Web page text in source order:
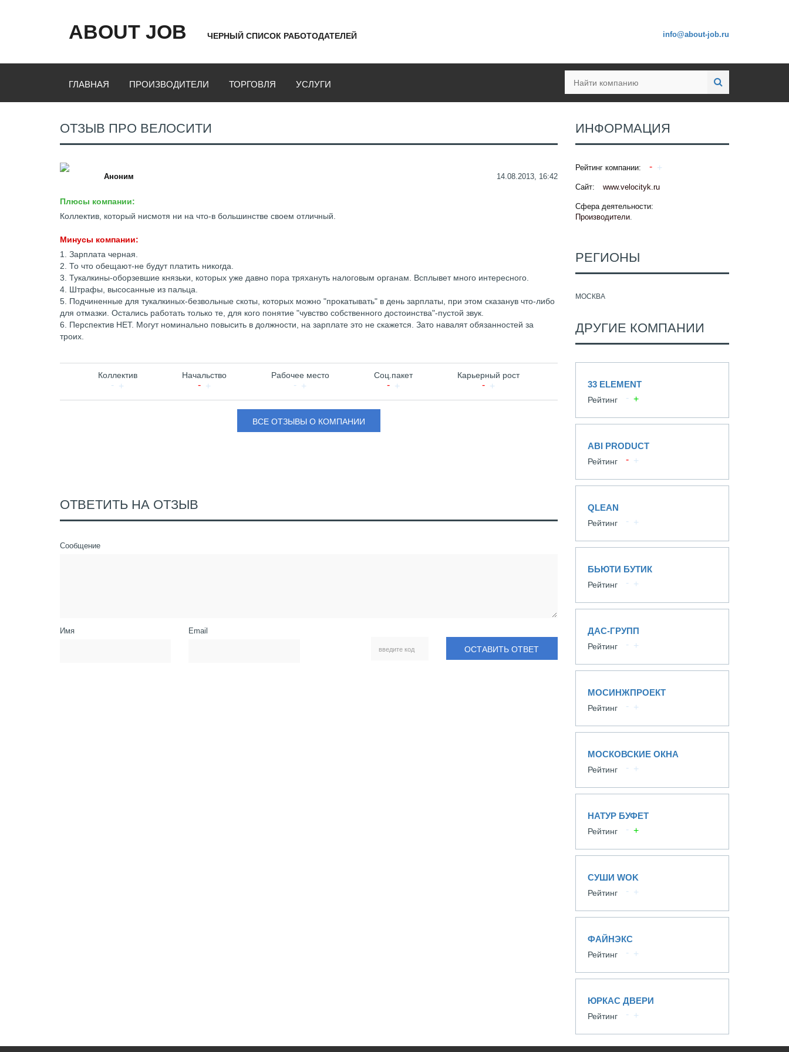
ABOUT JOB ЧЕРНЫЙ СПИСОК РАБОТОДАТЕЛЕЙ info@about-job.ru
ГЛАВНАЯ ПРОИЗВОДИТЕЛИ ТОРГОВЛЯ УСЛУГИ
ОТЗЫВ ПРО ВЕЛОСИТИ
Аноним 14.08.2013, 16:42
Плюсы компании:
Коллектив, который нисмотя ни на что-в большинстве своем отличный.
Минусы компании:
1. Зарплата черная.
2. То что обещают-не будут платить никогда.
3. Тукалкины-оборзевшие князьки, которых уже давно пора тряхануть налоговым органам. Всплывет много интересного.
4. Штрафы, высосанные из пальца.
5. Подчиненные для тукалкиных-безвольные скоты, которых можно "прокатывать" в день зарплаты, при этом сказанув что-либо
для отмазки. Остались работать только те, для кого понятие "чувство собственного достоинства"-пустой звук.
6. Перспектив НЕТ. Могут номинально повысить в должности, на зарплате это не скажется. Зато навалят обязанностей за
троих.
Коллектив Начальство Рабочее место Соц.пакет Карьерный рост
ВСЕ ОТЗЫВЫ О КОМПАНИИ
ОТВЕТИТЬ НА ОТЗЫВ
Сообщение
Имя Email
ОСТАВИТЬ ОТВЕТ
ИНФОРМАЦИЯ
Рейтинг компании:
Сайт: www.velocityk.ru
Сфера деятельности:
Производители.
РЕГИОНЫ
МОСКВА
ДРУГИЕ КОМПАНИИ
33 ELEMENT
Рейтинг
ABI PRODUCT
Рейтинг
QLEAN
Рейтинг
БЬЮТИ БУТИК
Рейтинг
ДАС-ГРУПП
Рейтинг
МОСИНЖПРОЕКТ
Рейтинг
МОСКОВСКИЕ ОКНА
Рейтинг
НАТУР БУФЕТ
Рейтинг
СУШИ WOK
Рейтинг
ФАЙНЭКС
Рейтинг
ЮРКАС ДВЕРИ
Рейтинг